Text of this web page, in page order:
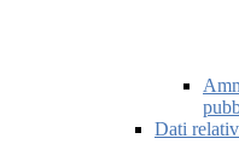
Dati